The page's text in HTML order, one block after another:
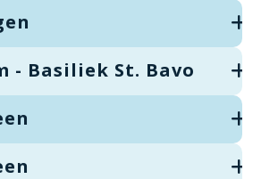
- Basiliek St. Bavo